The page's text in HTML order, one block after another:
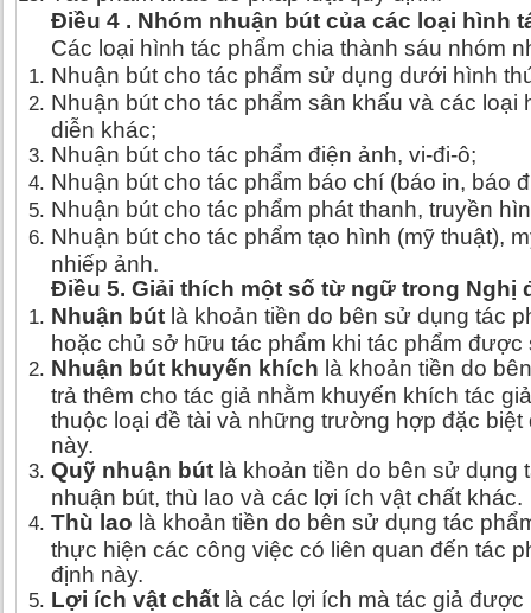
Điều 4 . Nhóm nhuận bút của các loại hình
Các loại hình tác phẩm chia thành sáu nhóm
Nhuận bút cho tác phẩm sử dụng dưới hình
Nhuận bút cho tác phẩm sân khấu và các loại
diễn khác;
Nhuận bút cho tác phẩm điện ảnh, vi-đi-ô;
Nhuận bút cho tác phẩm báo chí (báo in, báo
Nhuận bút cho tác phẩm phát thanh, truyền
Nhuận bút cho tác phẩm tạo hình (mỹ thuật),
nhiếp ảnh.
Điều 5. Giải thích một số từ ngữ trong Nghị
Nhuận bút là khoản tiền do bên sử dụng tác
hoặc chủ sở hữu tác phẩm khi tác phẩm được
Nhuận bút khuyến khích là khoản tiền do
trả thêm cho tác giả nhằm khuyến khích tác
thuộc loại đề tài và những trường hợp đặc biệt
này.
Quỹ nhuận bút là khoản tiền do bên sử dụng
nhuận bút, thù lao và các lợi ích vật chất khác.
Thù lao là khoản tiền do bên sử dụng tác
thực hiện các công việc có liên quan đến tác
định này.
Lợi ích vật chất là các lợi ích mà tác giả